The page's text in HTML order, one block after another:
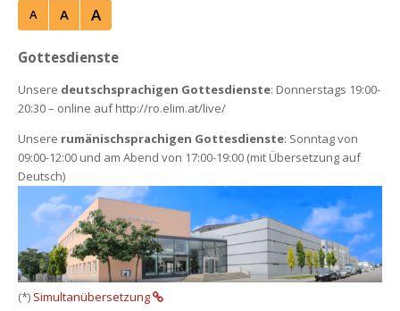
A A A
Gottesdienste
Unsere deutschsprachigen Gottesdienste: Donnerstags 19:00-
20:30 – online auf http://ro.elim.at/live/
Unsere rumänischsprachigen Gottesdienste: Sonntag von
09:00-12:00 und am Abend von 17:00-19:00 (mit Übersetzung auf
Deutsch)
(*) Simultanübersetzung